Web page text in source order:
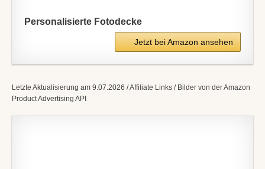
Personalisierte Fotodecke
Jetzt bei Amazon ansehen
Letzte Aktualisierung am 9.07.2026 / Affiliate Links / Bilder von der Amazon
Product Advertising API